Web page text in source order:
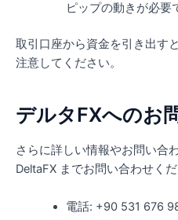
ピップの動きが必要
取引口座から資金を引き出す
注意してください。
デルタFXへのお
さらに詳しい情報やお問い合
DeltaFX までお問い合わせくだ
電話: +90 531 676